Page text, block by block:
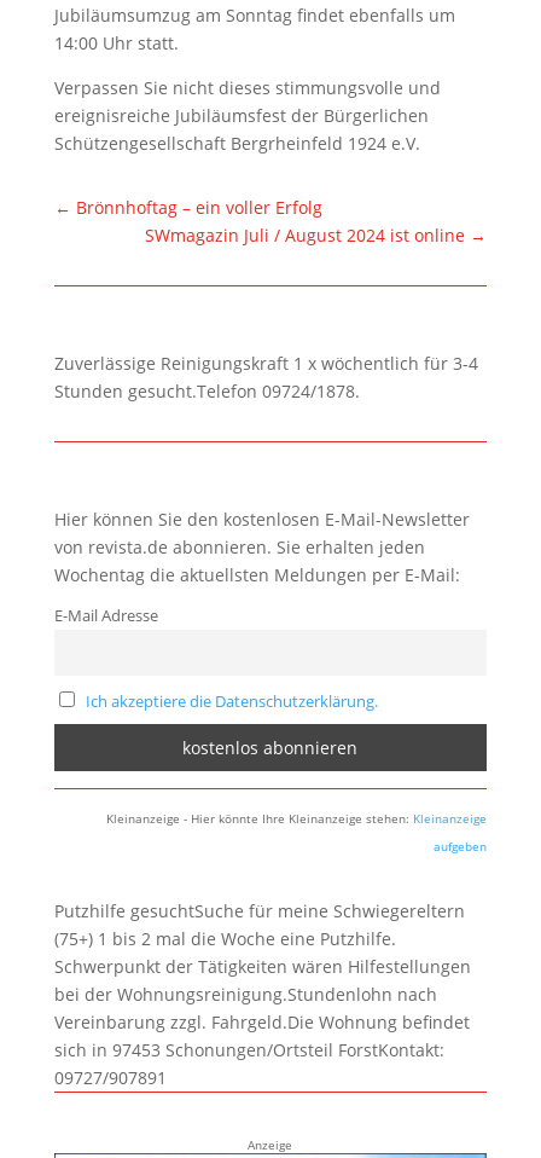
Jubiläumsumzug am Sonntag findet ebenfalls um
14:00 Uhr statt.
Verpassen Sie nicht dieses stimmungsvolle und
ereignisreiche Jubiläumsfest der Bürgerlichen
Schützengesellschaft Bergrheinfeld 1924 e.V.
← Brönnhoftag – ein voller Erfolg
SWmagazin Juli / August 2024 ist online →
Zuverlässige Reinigungskraft 1 x wöchentlich für 3-4
Stunden gesucht.Telefon 09724/1878.
Hier können Sie den kostenlosen E-Mail-Newsletter
von revista.de abonnieren. Sie erhalten jeden
Wochentag die aktuellsten Meldungen per E-Mail:
E-Mail Adresse
Ich akzeptiere die Datenschutzerklärung.
Kleinanzeige - Hier könnte Ihre Kleinanzeige stehen: Kleinanzeige
aufgeben
Putzhilfe gesuchtSuche für meine Schwiegereltern
(75+) 1 bis 2 mal die Woche eine Putzhilfe.
Schwerpunkt der Tätigkeiten wären Hilfestellungen
bei der Wohnungsreinigung.Stundenlohn nach
Vereinbarung zzgl. Fahrgeld.Die Wohnung befindet
sich in 97453 Schonungen/Ortsteil ForstKontakt:
09727/907891
Anzeige